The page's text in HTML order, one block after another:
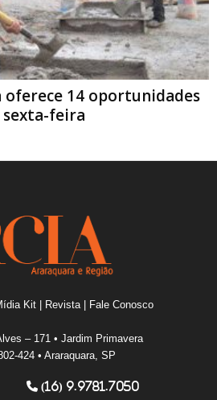
oferece 14 oportunidades
feira
Kit| Revista| Fale Conosco
– 171 • Jardim Primavera
424 • Araraquara, SP
(16) 9.9781.7050